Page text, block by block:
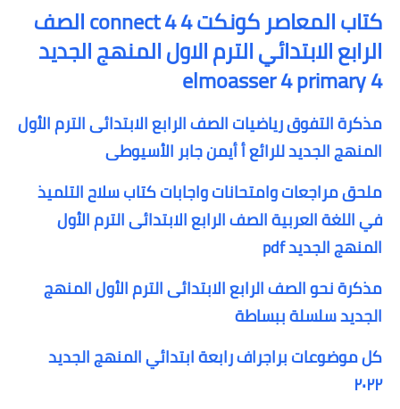
كتاب المعاصر كونكت 4 connect 4 الصف
الرابع الابتدائي الترم الاول المنهج الجديد
elmoasser 4 primary 4
مذكرة التفوق رياضيات الصف الرابع الابتدائى الترم الأول
المنهج الجديد للرائع أ أيمن جابر الأسيوطى
ملحق مراجعات وامتحانات واجابات كتاب سلاح التلميذ
في اللغة العربية الصف الرابع الابتدائى الترم الأول
المنهج الجديد pdf
مذكرة نحو الصف الرابع الابتدائى الترم الأول المنهج
الجديد سلسلة ببساطة
كل موضوعات براجراف رابعة ابتدائي المنهج الجديد
٢٠٢٢